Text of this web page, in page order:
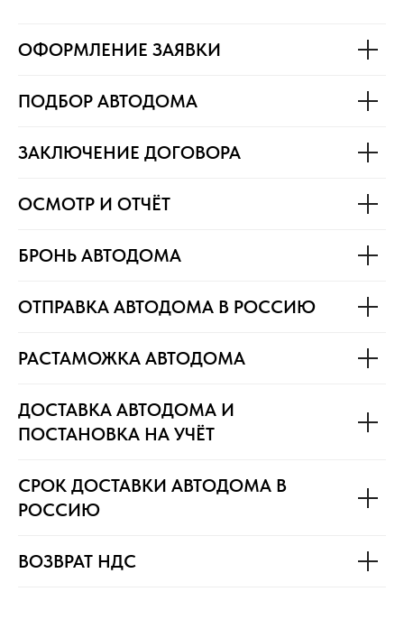
ОФОРМЛЕНИЕ ЗАЯВКИ
ПОДБОР АВТОДОМА
ЗАКЛЮЧЕНИЕ ДОГОВОРА
ОСМОТР И ОТЧЁТ
БРОНЬ АВТОДОМА
ОТПРАВКА АВТОДОМА В РОССИЮ
РАСТАМОЖКА АВТОДОМА
ДОСТАВКА АВТОДОМА И
ПОСТАНОВКА НА УЧЁТ
СРОК ДОСТАВКИ АВТОДОМА В
РОССИЮ
ВОЗВРАТ НДС